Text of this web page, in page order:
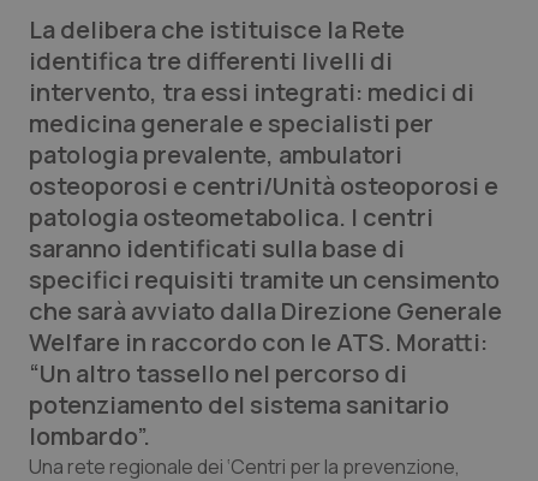
Lettere al direttore
Edizioni Regionali
QS Pro
Professionisti Sanitari.AI
Abruzzo
Basilicata
Calabria
Campania
QS Pro Gold
Artrite & artrosi
Asma & BPCO
Car-T
QS Club Newsletter
La delibera che istituisce la Rete
identifica tre differenti livelli di
intervento, tra essi integrati: medici di
medicina generale e specialisti per
patologia prevalente, ambulatori
osteoporosi e centri/Unità osteoporosi e
patologia osteometabolica. I centri
saranno identificati sulla base di
specifici requisiti tramite un censimento
che sarà avviato dalla Direzione Generale
Welfare in raccordo con le ATS. Moratti:
“Un altro tassello nel percorso di
potenziamento del sistema sanitario
lombardo”.
Una rete regionale dei ‘Centri per la prevenzione,